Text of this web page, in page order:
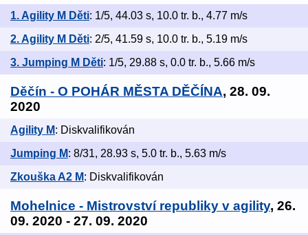
1. Agility M Děti: 1/5, 44.03 s, 10.0 tr. b., 4.77 m/s
2. Agility M Děti: 2/5, 41.59 s, 10.0 tr. b., 5.19 m/s
3. Jumping M Děti: 1/5, 29.88 s, 0.0 tr. b., 5.66 m/s
Děčín - O POHÁR MĚSTA DĚČÍNA, 28. 09.
2020
Agility M: Diskvalifikován
Jumping M: 8/31, 28.93 s, 5.0 tr. b., 5.63 m/s
Zkouška A2 M: Diskvalifikován
Mohelnice - Mistrovství republiky v agility, 26.
09. 2020 - 27. 09. 2020